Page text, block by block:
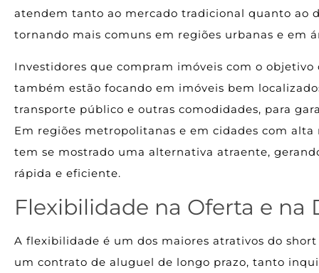
atendem tanto ao mercado tradicional quanto ao
tornando mais comuns em regiões urbanas e em
Investidores que compram imóveis com o
também estão focando em imóveis bem
transporte público e outras comodidades, para
Em regiões metropolitanas e em cidades com
tem se mostrado uma alternativa atraente,
rápida e eficiente.
Flexibilidade na Oferta e na
A flexibilidade é um dos maiores atrativos do
um contrato de aluguel de longo prazo, tanto